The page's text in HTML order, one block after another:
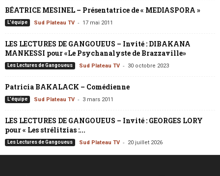
BÉATRICE MESINEL – Présentatrice de « MEDIASPORA »
L'équipe Sud Plateau TV - 17 mai 2011
LES LECTURES DE GANGOUEUS – Invité : DIBAKANA
MANKESSI pour «Le Psychanalyste de Brazzaville»
Les Lectures de Gangoueus Sud Plateau TV - 30 octobre 2023
Patricia BAKALACK – Comédienne
L'équipe Sud Plateau TV - 3 mars 2011
LES LECTURES DE GANGOUEUS – Invité : GEORGES LORY
pour « Les strélitzias :...
Les Lectures de Gangoueus Sud Plateau TV - 20 juillet 2026